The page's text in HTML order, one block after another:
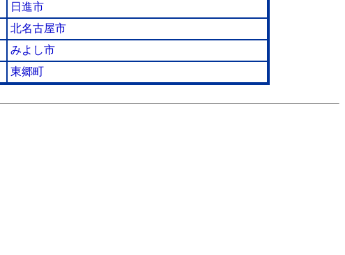
日進市
北名古屋市
みよし市
東郷町